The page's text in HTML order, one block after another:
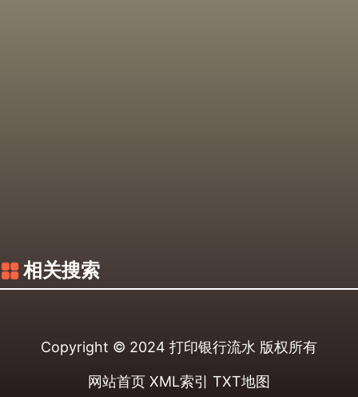
相关搜索
Copyright © 2024 打印银行流水 版权所有
网站首页 XML索引 TXT地图